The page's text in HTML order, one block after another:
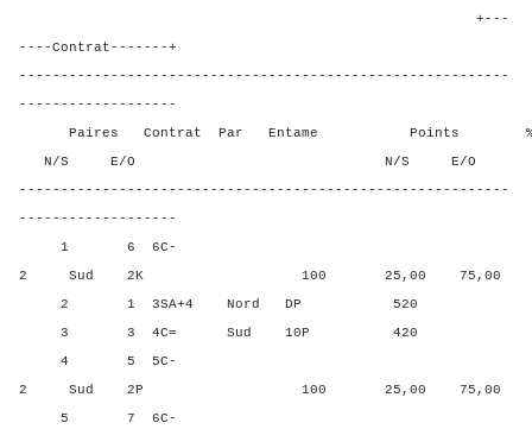
+---
----Contrat-------+
-----------------------------------------------------------
-------------------
Paires Contrat Par Entame Points %
N/S E/O N/S E/O N/
-----------------------------------------------------------
-------------------
1 6 6C-
2 Sud 2K 100 25,00 75,00
2 1 3SA+4 Nord DP 520
3 3 4C= Sud 10P 420
4 5 5C-
2 Sud 2P 100 25,00 75,00
5 7 6C-